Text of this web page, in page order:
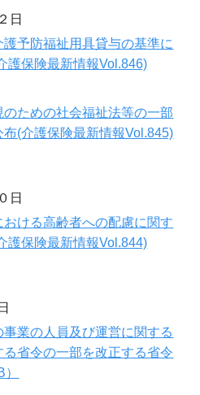
日
護予防福祉用具貸与の基準に
護保険最新情報Vol.846)
のための社会福祉法等の一部
(介護保険最新情報Vol.845)
日
ける高齢者への配慮に関す
護保険最新情報Vol.844)
業の人員及び運営に関する
省令の一部を改正する省令